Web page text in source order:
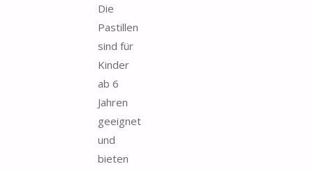
Die
Pastillen
sind für
Kinder
ab 6
Jahren
geeignet
und
bieten